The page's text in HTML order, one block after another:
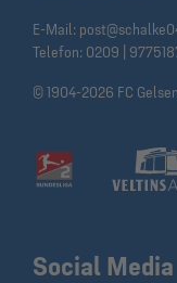
E-Mail:
Telefon: 0209 |
© 1904-2026 FC
Social Media